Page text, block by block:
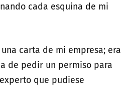
cada esquina de mi
carta de mi empresa; era
de pedir un permiso para
que pudiese